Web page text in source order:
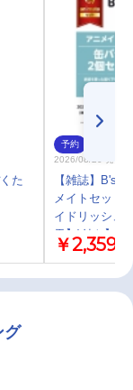
た
予約
2026/08/20 発売
【雑誌】B's-
メイトセット
イドリッシュ
天】)付き】
￥2,359
グ